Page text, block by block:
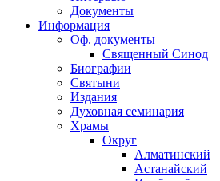
Документы
Информация
Оф. документы
Священный Синод
Биографии
Святыни
Издания
Духовная семинария
Храмы
Округ
Алматинский
Астанайский